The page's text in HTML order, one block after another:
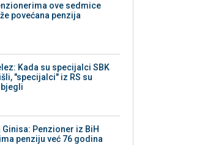
ove sedmice
povećana penzija
Kada su specijalci SBK
"specijalci" iz RS su
Ginisa: Penzioner iz BiH
penziju već 76 godina